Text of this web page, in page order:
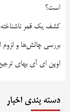
است؟
کشف یک قمر
بررسی چالش‌ها و لزوم
اوپن ای آی بهای
دسته بندی اخبار